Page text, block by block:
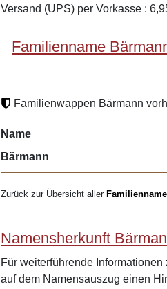
Versand (UPS) per Vorkasse :
Familienname
Familienwappen Bärmann
Name
Bärmann
Zurück zur Übersicht aller
Namensherkunft
Für weiterführende
auf dem Namensauszug einen